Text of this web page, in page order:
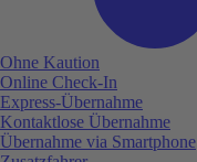
Ohne Kaution
Online Check-In
Express-Übernahme
Kontaktlose Übernahme
Übernahme via Smartphone